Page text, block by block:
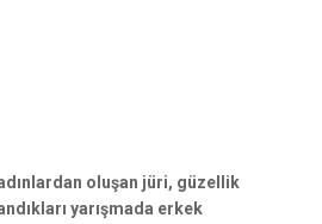
oluşan jüri, güzellik
yarışmada erkek